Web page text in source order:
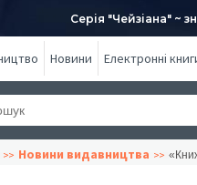
Серія "Чейзіана" ~
Новини Електронні
Новини видавництва